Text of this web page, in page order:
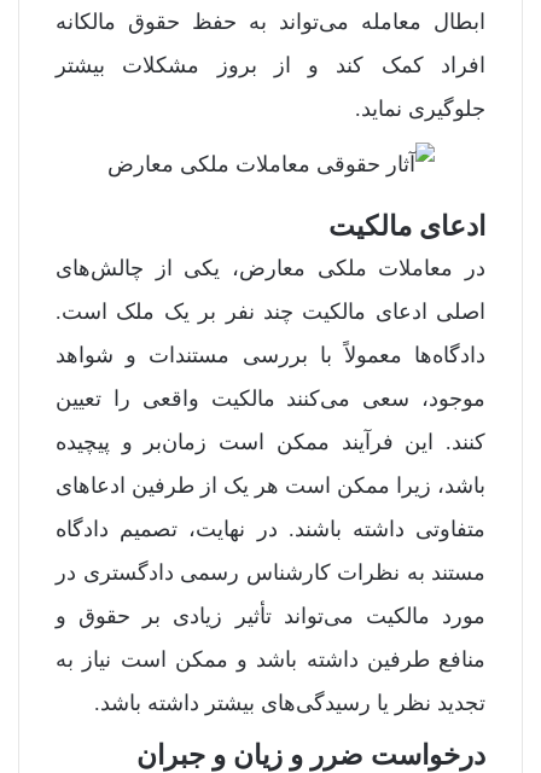
ابطال معامله می‌تواند به حفظ حقوق مالکانه
افراد کمک کند و از بروز مشکلات بیشتر
جلوگیری نماید.
ادعای مالکیت
در معاملات ملکی معارض، یکی از چالش‌های
اصلی ادعای مالکیت چند نفر بر یک ملک است.
دادگاه‌ها معمولاً با بررسی مستندات و شواهد
موجود، سعی می‌کنند مالکیت واقعی را تعیین
کنند. این فرآیند ممکن است زمان‌بر و پیچیده
باشد، زیرا ممکن است هر یک از طرفین ادعاهای
متفاوتی داشته باشند. در نهایت، تصمیم دادگاه
مستند به نظرات کارشناس رسمی دادگستری در
مورد مالکیت می‌تواند تأثیر زیادی بر حقوق و
منافع طرفین داشته باشد و ممکن است نیاز به
تجدید نظر یا رسیدگی‌های بیشتر داشته باشد.
درخواست ضرر و زیان و جبران